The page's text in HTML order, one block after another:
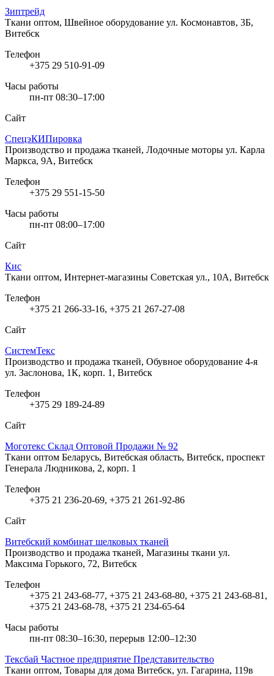
Зиптрейд
Ткани оптом, Швейное оборудование ул. Космонавтов, 3Б,
Витебск
Телефон
+375 29 510-91-09
Часы работы
пн-пт 08:30–17:00
Сайт
СпецэКИПировка
Производство и продажа тканей, Лодочные моторы ул. Карла
Маркса, 9А, Витебск
Телефон
+375 29 551-15-50
Часы работы
пн-пт 08:00–17:00
Сайт
Кис
Ткани оптом, Интернет-магазины Советская ул., 10А, Витебск
Телефон
+375 21 266-33-16, +375 21 267-27-08
Сайт
СистемТекс
Производство и продажа тканей, Обувное оборудование 4-я
ул. Заслонова, 1К, корп. 1, Витебск
Телефон
+375 29 189-24-89
Сайт
Моготекс Склад Оптовой Продажи № 92
Ткани оптом Беларусь, Витебская область, Витебск, проспект
Генерала Людникова, 2, корп. 1
Телефон
+375 21 236-20-69, +375 21 261-92-86
Сайт
Витебский комбинат шелковых тканей
Производство и продажа тканей, Магазины ткани ул.
Максима Горького, 72, Витебск
Телефон
+375 21 243-68-77, +375 21 243-68-80, +375 21 243-68-81,
+375 21 243-68-78, +375 21 234-65-64
Часы работы
пн-пт 08:30–16:30, перерыв 12:00–12:30
Тексбай Частное предприятие Представительство
Ткани оптом, Товары для дома Витебск, ул. Гагарина, 119в